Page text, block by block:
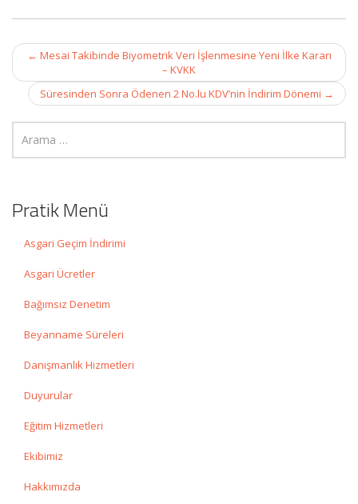
Post
navigation
← Mesai Takibinde Biyometrik Veri İşlenmesine Yeni İlke Kararı
– KVKK
Süresinden Sonra Ödenen 2 No.lu KDV’nin İndirim Dönemi →
Pratik Menü
Asgari Geçim İndirimi
Asgari Ücretler
Bağımsız Denetim
Beyanname Süreleri
Danışmanlık Hizmetleri
Duyurular
Eğitim Hizmetleri
Ekibimiz
Hakkımızda